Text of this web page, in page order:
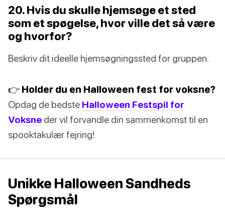
20. Hvis du skulle hjemsøge et sted
som et spøgelse, hvor ville det så være
og hvorfor?
Beskriv dit ideelle hjemsøgningssted for gruppen.
👉 Holder du en Halloween fest for voksne?
Opdag de bedste Halloween Festspil for
Voksne der vil forvandle din sammenkomst til en
spooktakulær fejring!
Unikke Halloween Sandheds
Spørgsmål